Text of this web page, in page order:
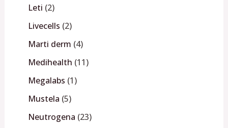
Leti 2
Livecells 2
Marti derm 4
Medihealth 11
Megalabs 1
Mustela 5
Neutrogena 23